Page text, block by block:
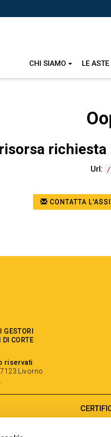
CHI SIAMO LE
Url: /
CONTATTA
DI CORTE
riservati
Livorno